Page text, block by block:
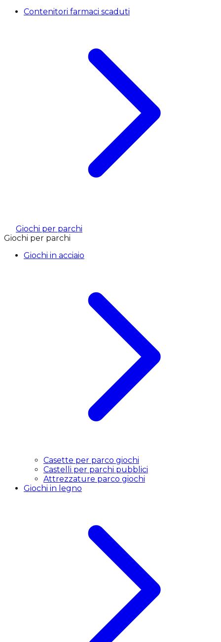
Contenitori farmaci scaduti
Giochi per parchi
Giochi per parchi
Giochi in acciaio
Casette per parco giochi
Castelli per parchi pubblici
Attrezzature parco giochi
Giochi in legno